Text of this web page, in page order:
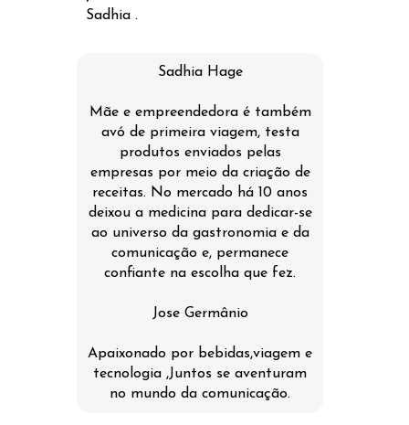
Sadhia .
Sadhia Hage
Mãe e empreendedora é também
avó de primeira viagem, testa
produtos enviados pelas
empresas por meio da criação de
receitas. No mercado há 10 anos
deixou a medicina para dedicar-se
ao universo da gastronomia e da
comunicação e, permanece
confiante na escolha que fez.
Jose Germânio
Apaixonado por bebidas,viagem e
tecnologia ,Juntos se aventuram
no mundo da comunicação.